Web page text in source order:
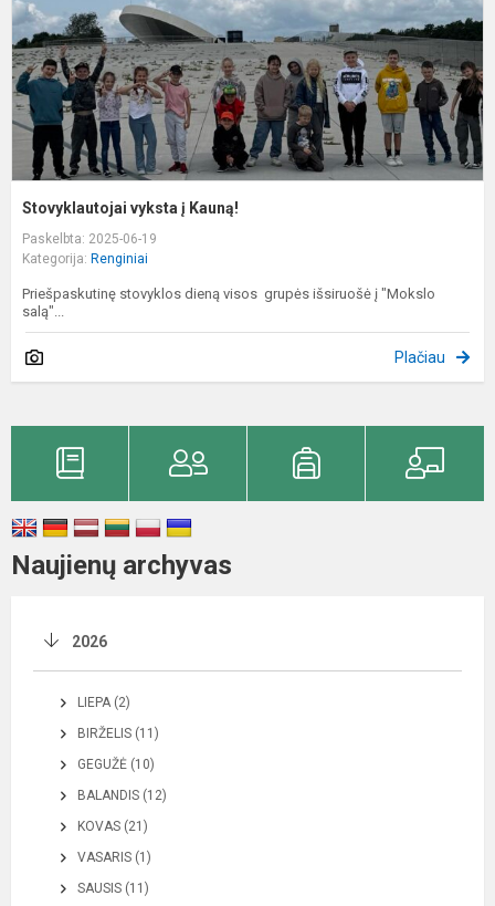
Stovyklautojai vyksta į Kauną!
Paskelbta: 2025-06-19
Kategorija: Renginiai
Priešpaskutinę stovyklos dieną visos grupės išsiruošė į "Mokslo
salą"...
Plačiau
Naujienų archyvas
2026
LIEPA (2)
BIRŽELIS (11)
GEGUŽĖ (10)
BALANDIS (12)
KOVAS (21)
VASARIS (1)
SAUSIS (11)